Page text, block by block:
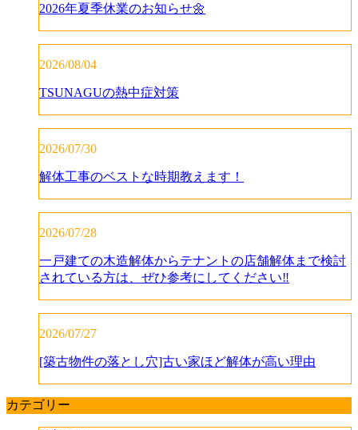
2026年夏季休業のお知らせ🌼
2026/08/04
TSUNAGUの熱中症対策
2026/07/30
解体工事のベストな時期教えます！
2026/07/28
一戸建ての木造解体からテナントの店舗解体まで検討
されている方は、ぜひ参考にしてください‼️
2026/07/27
[築古物件の落とし穴]古い家ほど解体が高い理由
カテゴリー